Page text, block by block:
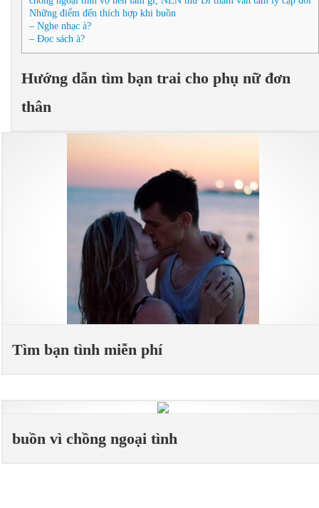
Những điểm đến thích hợp khi buồn
– Nghe nhạc à?
– Đọc sách à?
Hướng dẫn tìm bạn trai cho phụ nữ đơn
thân
Tìm bạn tình miễn phí
buồn vì chồng ngoại tình